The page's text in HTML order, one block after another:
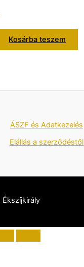
Kosárba teszem
ÁSZF és Adatkezelés
Elállás a szerződéstől